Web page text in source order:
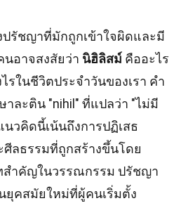
ปรัชญาที่มักถูกเข้าใจผิดและมี
อาจสงสัยว่า นิฮิลิสม์ คืออะไร
ในชีวิตประจำวันของเรา คำ
าละติน "nihil" ที่แปลว่า "ไม่มี
นวคิดนี้เน้นถึงการปฏิเสธ
ลธรรมที่ถูกสร้างขึ้นโดย
สำคัญในวรรณกรรม ปรัชญา
ยุคสมัยใหม่ที่ผู้คนเริ่มตั้ง